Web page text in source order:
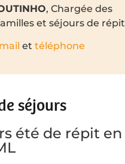
, Chargée des
et séjours de répit
ettéléphone
séjours
été de répit en